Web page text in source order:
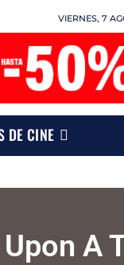
VIERNES, 7
DE CINE
A